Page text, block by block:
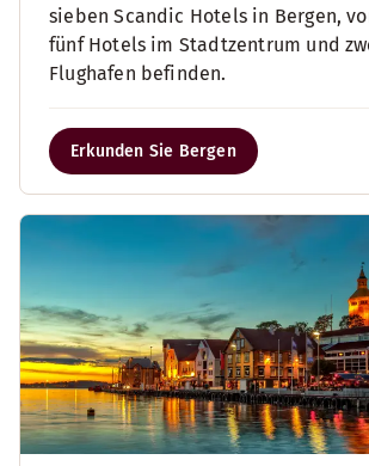
sieben Scandic Hotels in Bergen,
fünf Hotels im Stadtzentrum und
Flughafen befinden.
Erkunden Sie Bergen